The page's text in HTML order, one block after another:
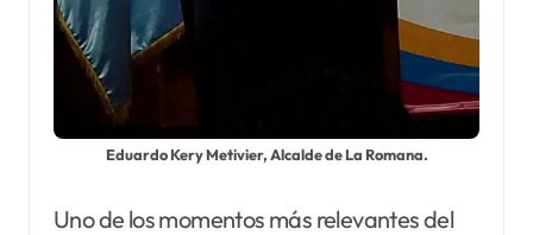
Eduardo Kery Metivier, Alcalde de La Romana.
Uno de los momentos más relevantes del